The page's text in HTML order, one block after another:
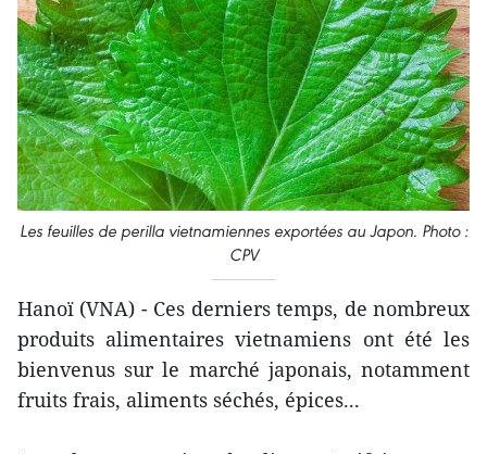
Les feuilles de perilla vietnamiennes exportées au Japon. Photo :
CPV
Hanoï (VNA) - Ces derniers temps, de nombreux
produits alimentaires vietnamiens ont été les
bienvenus sur le marché japonais, notamment
fruits frais, aliments séchés, épices...